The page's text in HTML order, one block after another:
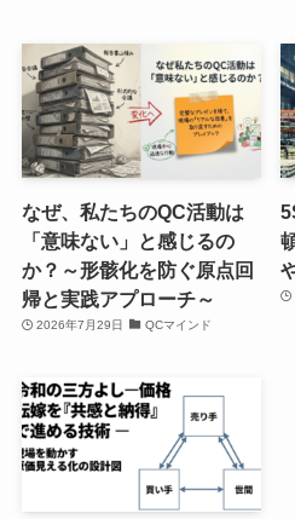
なぜ、私たちのQC活動は
「意味ない」と感じるの
か？～形骸化を防ぐ原点回
帰と実践アプローチ～
2026年7月29日 QCマインド